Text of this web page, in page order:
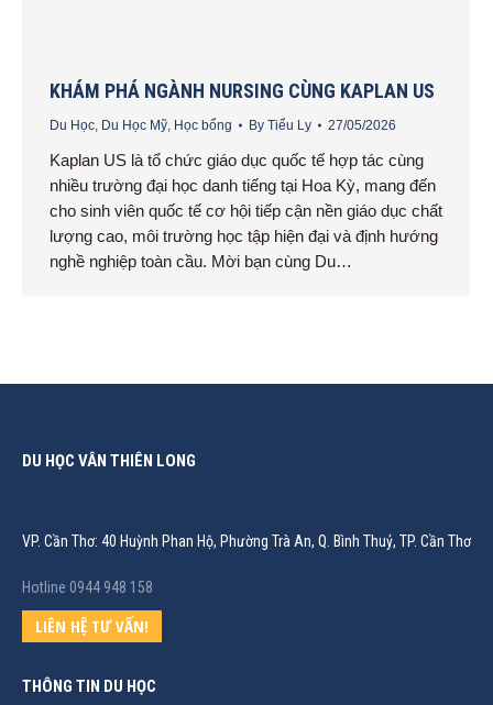
KHÁM PHÁ NGÀNH NURSING CÙNG KAPLAN US
Du Học Du Học Mỹ Học bổng By Tiểu Ly 27/05/2026
Kaplan US là tổ chức giáo dục quốc tế hợp tác cùng
nhiều trường đại học danh tiếng tại Hoa Kỳ, mang đến
cho sinh viên quốc tế cơ hội tiếp cận nền giáo dục chất
lượng cao, môi trường học tập hiện đại và định hướng
nghề nghiệp toàn cầu. Mời bạn cùng Du…
DU HỌC VÂN THIÊN LONG
VP. Cần Thơ: 40 Huỳnh Phan Hộ, Phường Trà An, Q. Bình Thuỷ, TP. Cần Thơ
Hotline 0944 948 158
LIÊN HỆ TƯ VẤN!
THÔNG TIN DU HỌC